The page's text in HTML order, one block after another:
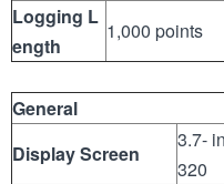
Logging L
ength
1,000 points
General
Display Screen
3.7-
320